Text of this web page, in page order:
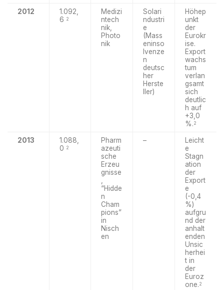
2012
1.092,
6 2
Medizi
ntech
nik,
Photo
nik
Solari
ndustri
e
(Mass
eninso
lvenze
n
deutsc
her
Herste
ller)
Höhep
unkt
der
Eurokr
ise.
Export
wachs
tum
verlan
gsamt
sich
deutlic
h auf
+3,0
%. 2
2013
1.088,
0 2
Pharm
azeuti
sche
Erzeu
gnisse
“Hidde
n
Cham
pions”
in
Nisch
en
–
Leicht
e
Stagn
ation
der
Export
e
(-0,4
%)
aufgru
nd der
anhalt
enden
Unsic
herhei
t in
der
Euroz
one. 2